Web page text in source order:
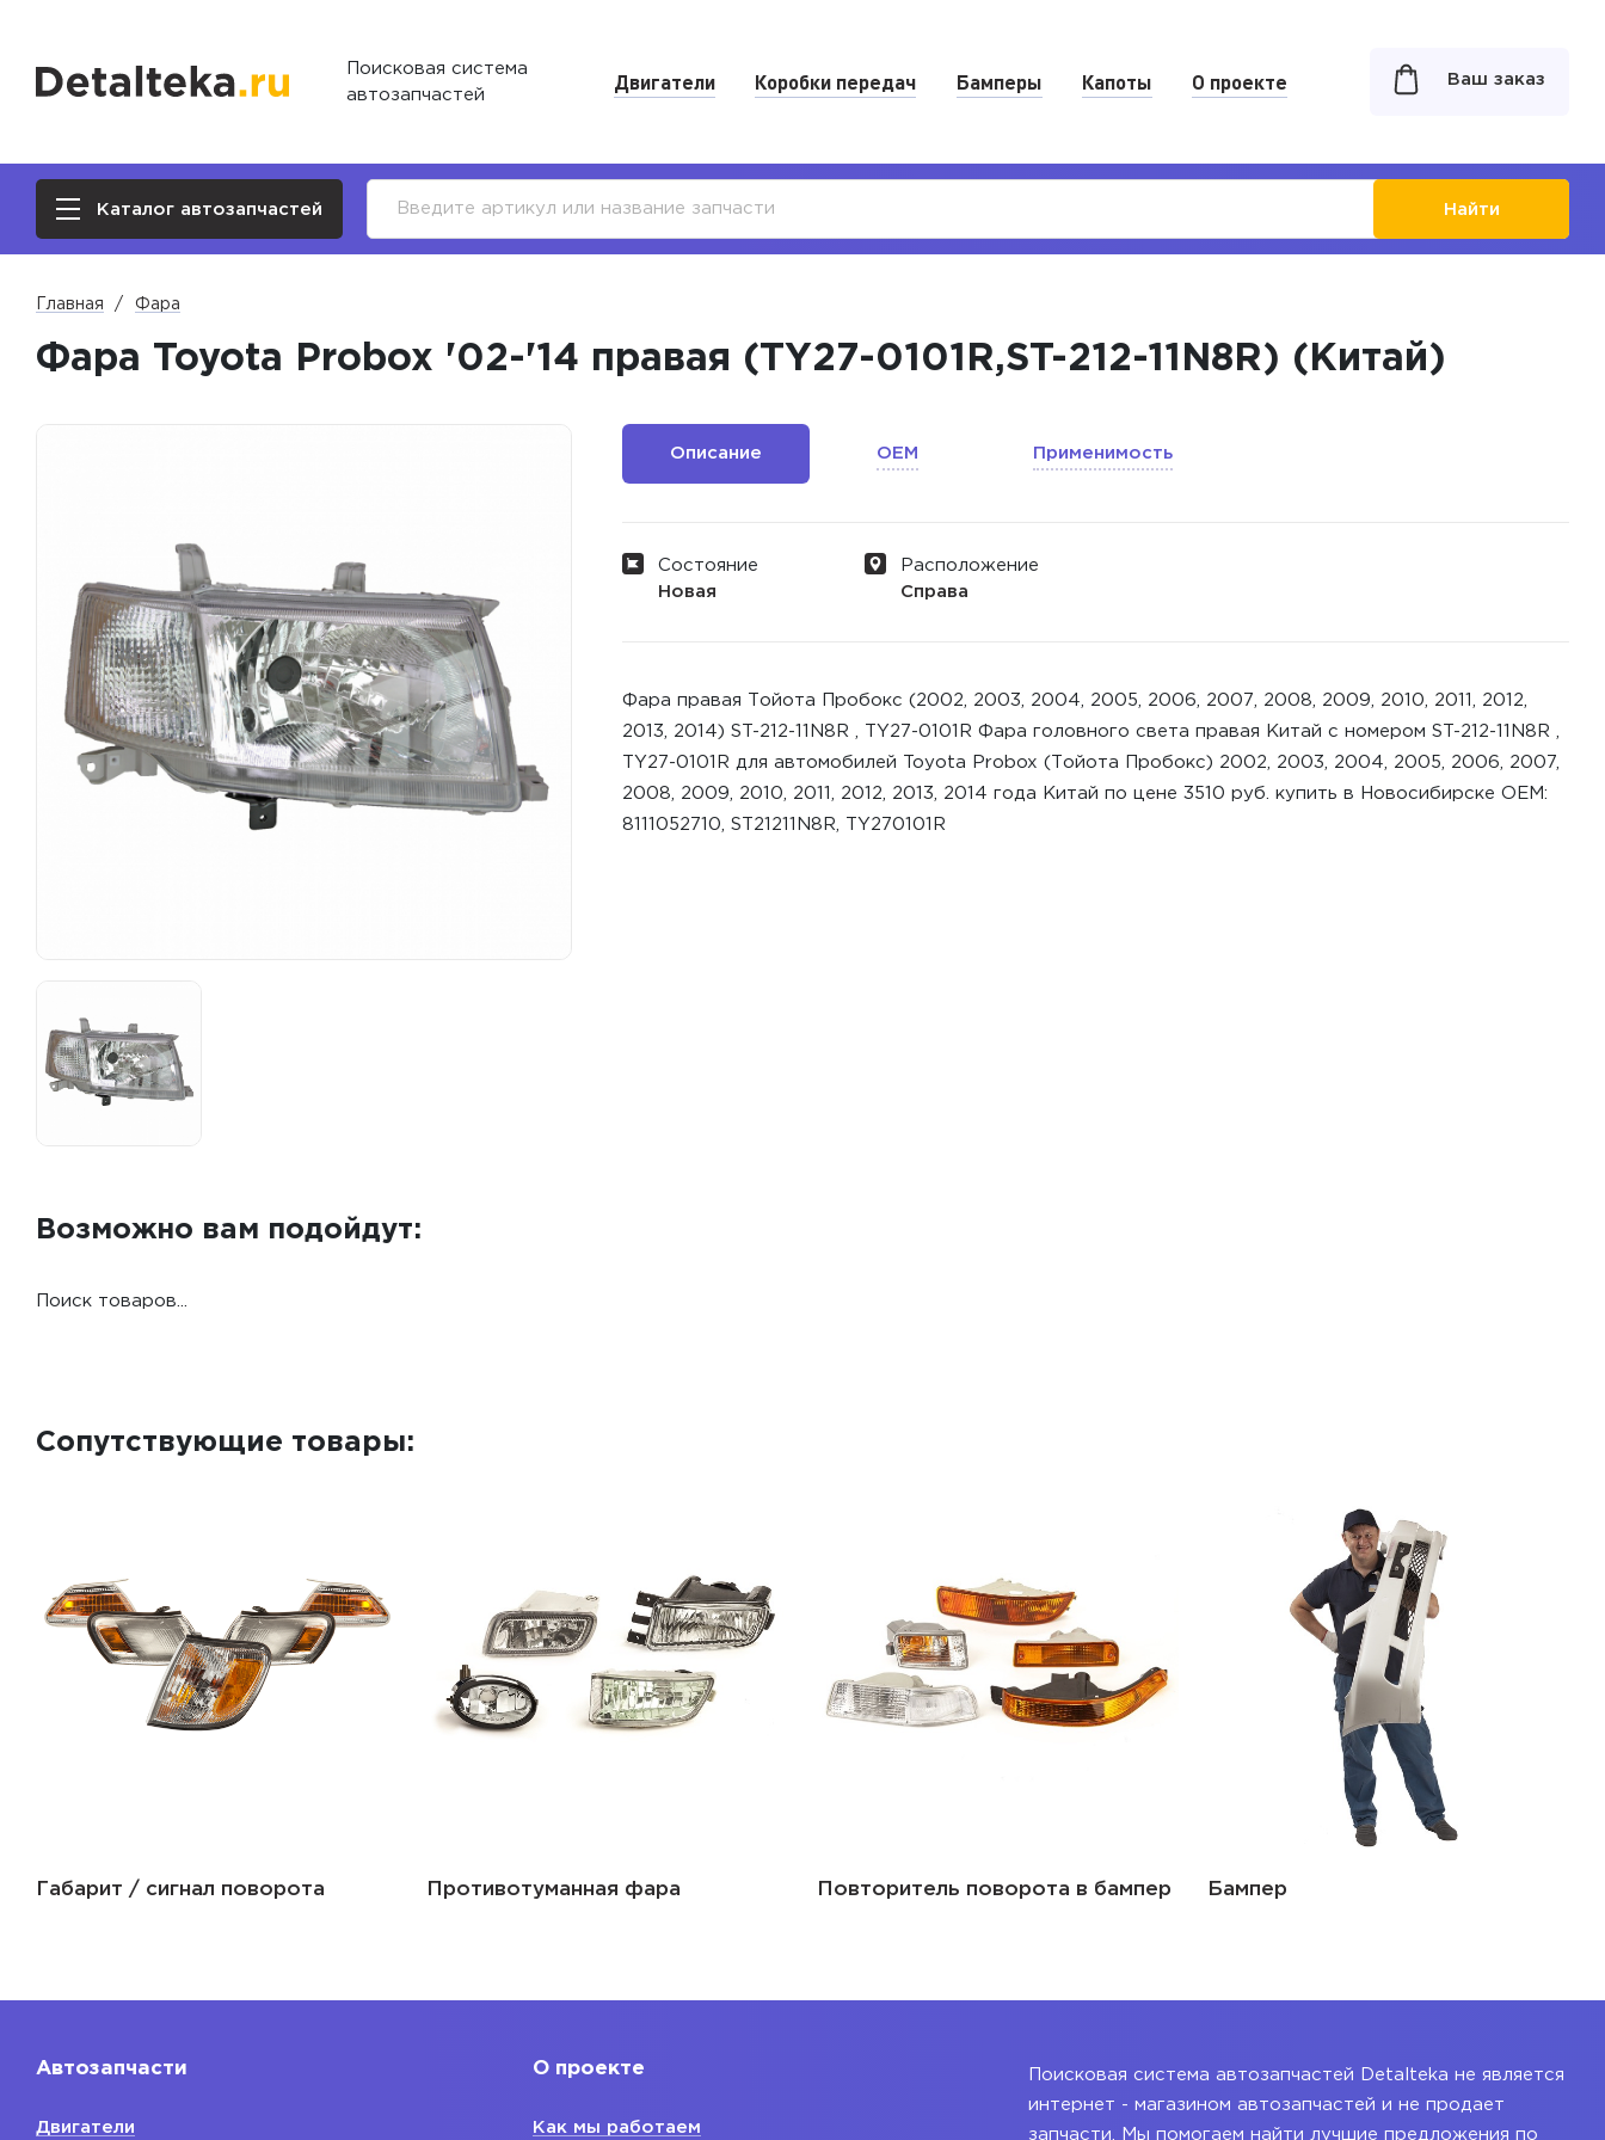
Поисковая система
автозапчастей
Двигатели Коробки передач Бамперы Капоты О проекте Ваш заказ
Каталог автозапчастей Найти
Главная Фара
Фара Toyota Probox '02-'14 правая (TY27-0101R,ST-212-11N8R) (Китай)
Описание OEM Применимость
Состояние
Новая
Расположение
Справа
Фара правая Тойота Пробокс (2002, 2003, 2004, 2005, 2006, 2007, 2008, 2009, 2010, 2011, 2012,
2013, 2014) ST-212-11N8R , TY27-0101R Фара головного света правая Китай с номером ST-212-11N8R ,
TY27-0101R для автомобилей Toyota Probox (Тойота Пробокс) 2002, 2003, 2004, 2005, 2006, 2007,
2008, 2009, 2010, 2011, 2012, 2013, 2014 года Китай по цене 3510 руб. купить в Новосибирске ОЕМ:
8111052710, ST21211N8R, TY270101R
Возможно вам подойдут:
Поиск товаров...
Сопутствующие товары:
Габарит / сигнал поворота Противотуманная фара Повторитель поворота в бампер Бампер
Автозапчасти
Двигатели
О проекте
Как мы работаем
Поисковая система автозапчастей Detalteka не является
интернет - магазином автозапчастей и не продает
запчасти. Мы помогаем найти лучшие предложения по